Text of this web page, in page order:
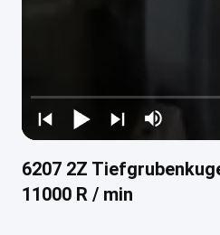
6207 2Z
11000 R / min